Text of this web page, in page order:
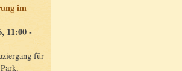
im
11:00 -
für